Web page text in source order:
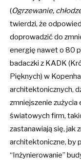
(Ogrzewanie,
twierdzi, że
doprowadzić do
energię nawet o 80
badaczki z KADK
Pięknych) w
architektonicznych,
zmniejszenie zużycia
światowych firm,
zastanawiają się, jak
architektoniczne, by
“Inżynierowanie”